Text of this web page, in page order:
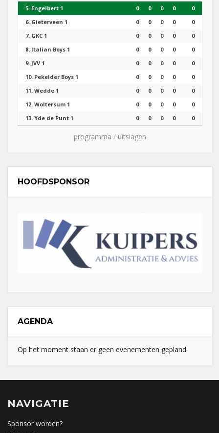
5. Engelbert 1 0 0 0 0
0
6. Gieterveen 1 0 0 0 0
0
7. GKC 1 0 0 0 0
0
8. Italian Boys 1 0 0 0 0
0
9. JVV 1 0 0 0 0
0
10. Pekelder Boys 1 0 0 0 0
0
11. Wedde 1 0 0 0 0
0
12. Woltersum 1 0 0 0 0
0
13. Yde de Punt 1 0 0 0 0 0
programma / uitslagen
HOOFDSPONSOR
AGENDA
Op het moment staan er geen evenementen gepland.
NAVIGATIE
Sponsor worden?